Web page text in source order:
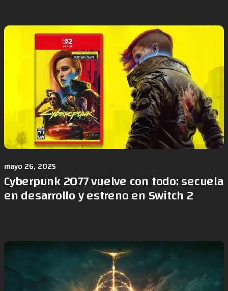
mayo 26, 2025
Cyberpunk 2077 vuelve con todo: secuela
en desarrollo y estreno en Switch 2